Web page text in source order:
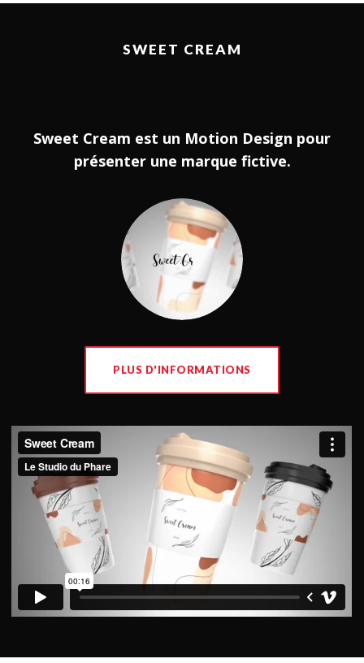
SWEET CREAM
Sweet Cream est un Motion Design pour
présenter une marque fictive.
PLUS D'INFORMATIONS